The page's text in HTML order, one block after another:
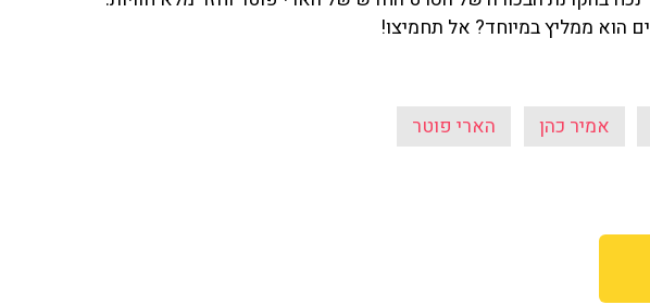
הוא ממליץ במיוחד? אל תחמיצו!
אמיר כהן הארי פוטר